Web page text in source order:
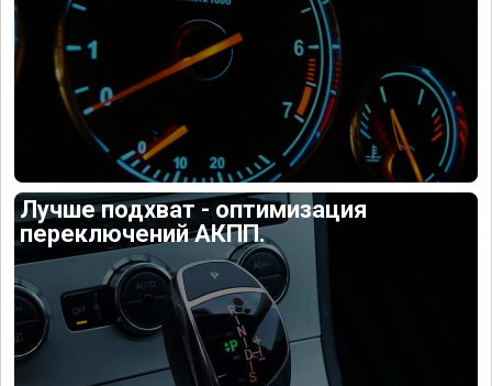
Лучше подхват - оптимизация
переключений АКПП.